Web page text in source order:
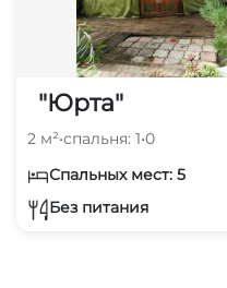
"Юрта"
2 м²•спальня: 1•0
Спальных мест: 5
Без питания